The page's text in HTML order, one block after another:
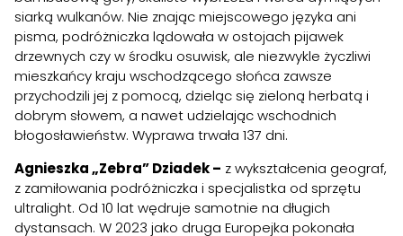
siarką wulkanów. Nie znając miejscowego języka ani
pisma, podróżniczka lądowała w ostojach pijawek
drzewnych czy w środku osuwisk, ale niezwykle życzliwi
mieszkańcy kraju wschodzącego słońca zawsze
przychodzili jej z pomocą, dzieląc się zieloną herbatą i
dobrym słowem, a nawet udzielając wschodnich
błogosławieństw. Wyprawa trwała 137 dni.
Agnieszka „Zebra” Dziadek – z wykształcenia geograf,
z zamiłowania podróżniczka i specjalistka od sprzętu
ultralight. Od 10 lat wędruje samotnie na długich
dystansach. W 2023 jako druga Europejka pokonała